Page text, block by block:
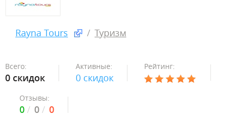
Rayna Tours Туризм
Всего:
0 скидок
Активные:
0 скидок
Рейтинг:
Отзывы:
0 0 0